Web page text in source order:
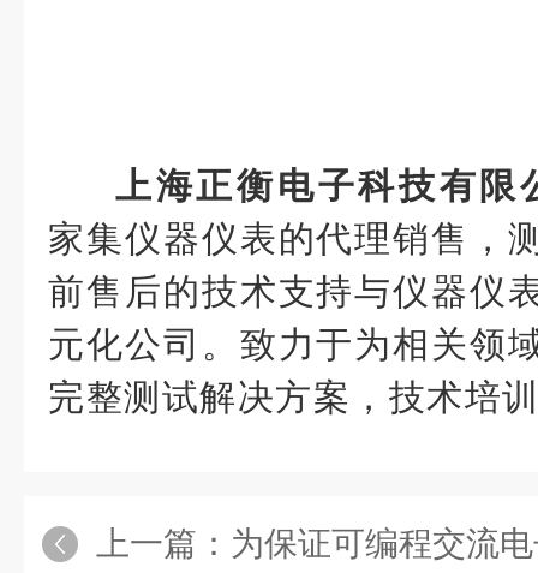
上海正衡电子科技有限
家集仪器仪表的代理销售，
前售后的技术支持与仪器仪
元化公司。致力于为相关领
完整测试解决方案，技术培
上一篇： 为保证可编程交流电子负载的